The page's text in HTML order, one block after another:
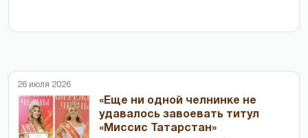
26 июля 2026
«Еще ни одной челнинке не
удавалось завоевать титул
«Миссис Татарстан»